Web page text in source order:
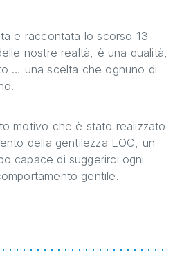
e raccontata lo scorso 13
nostre realtà, è una qualità,
… una scelta che ognuno di
motivo che è stato realizzato
della gentilezza EOC, un
capace di suggerirci ogni
gentile.